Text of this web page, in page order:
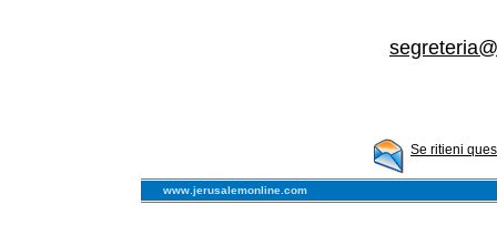
Se ritieni
www.jerusalemonline.com